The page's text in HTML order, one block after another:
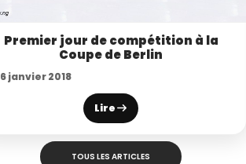
Premier jour de compétition à la
Coupe de Berlin
6 janvier 2018
Lire
TOUS LES ARTICLES